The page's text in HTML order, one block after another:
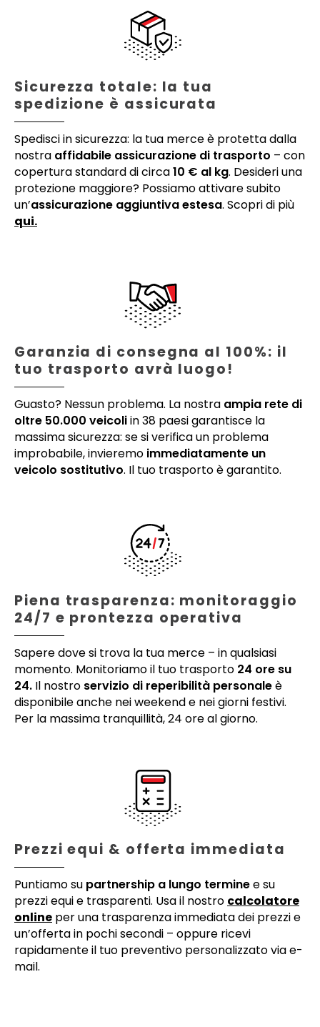
Sicurezza totale: la tua
spedizione è assicurata
Spedisci in sicurezza: la tua merce è protetta dalla
nostra affidabile assicurazione di trasporto – con
copertura standard di circa10 € al kg. Desideri una
protezione maggiore? Possiamo attivare subito
un’assicurazione aggiuntiva estesa. Scopri di più
qui.
Garanzia di consegna al 100%: il
tuo trasporto avrà luogo!
Guasto? Nessun problema. La nostra ampia rete di
oltre 50.000 veicoliin 38 paesi garantisce la
massima sicurezza: se si verifica un problema
improbabile, invieremo immediatamente un
veicolo sostitutivo. Il tuo trasporto è garantito.
Piena trasparenza: monitoraggio
24/7 e prontezza operativa
Sapere dove si trova la tua merce – in qualsiasi
momento. Monitoriamo il tuo trasporto 24 ore su
24. Il nostro servizio di reperibilità personaleè
disponibile anche nei weekend e nei giorni festivi.
Per la massima tranquillità, 24 ore al giorno.
Prezzi equi & offerta immediata
Puntiamo su partnership a lungo terminee su
prezzi equi e trasparenti. Usa il nostro calcolatore
online per una trasparenza immediata dei prezzi e
un’offerta in pochi secondi – oppure ricevi
rapidamente il tuo preventivo personalizzato via e-
mail.